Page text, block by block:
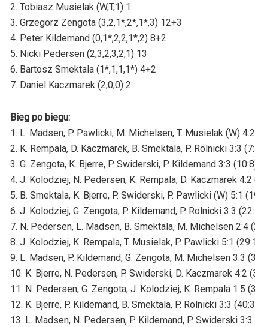
2. Tobiasz Musielak (W,T,1) 1
3. Grzegorz Zengota (3,2,1*,2*,1*,3) 12+3
4. Peter Kildemand (0,1*,2,2,1*,2) 8+2
5. Nicki Pedersen (2,3,2,3,2,1) 13
6. Bartosz Smektala (1*,1,1,1*) 4+2
7. Daniel Kaczmarek (2,0,0) 2
Bieg po biegu:
1. L. Madsen, P. Pawlicki, M. Michelsen, T. Musielak (W)
2. K. Rempala, D. Kaczmarek, B. Smektala, P. Rolnicki 3:3
3. G. Zengota, K. Bjerre, P. Swiderski, P. Kildemand 3:3
4. J. Kolodziej, N. Pedersen, K. Rempala, D. Kaczmarek 4:2
5. B. Smektala, K. Bjerre, P. Swiderski, P. Pawlicki (W) 5:1
6. J. Kolodziej, G. Zengota, P. Kildemand, P. Rolnicki 3:3
7. N. Pedersen, L. Madsen, B. Smektala, M. Michelsen 2:4
8. J. Kolodziej, K. Rempala, T. Musielak, P. Pawlicki 5:1
9. L. Madsen, P. Kildemand, G. Zengota, M. Michelsen 3:3
10. K. Bjerre, N. Pedersen, P. Swiderski, D. Kaczmarek 4:2
11. N. Pedersen, G. Zengota, J. Kolodziej, K. Rempala 1:5
12. K. Bjerre, P. Kildemand, B. Smektala, P. Rolnicki 3:3
13. L. Madsen, N. Pedersen, P. Kildemand, P. Swiderski